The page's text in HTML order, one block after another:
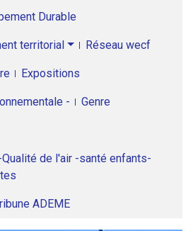
Durable
territorial Réseau wecf
Expositions
- Genre
de l'air -santé enfants-
ADEME